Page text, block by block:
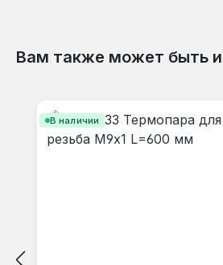
Вам также может быть
В наличии